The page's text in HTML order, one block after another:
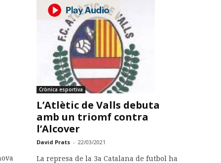
Crònica esportiva
L’Atlètic de Valls debuta
amb un triomf contra
l’Alcover
David Prats - 22/03/2021
La represa de la 3a Catalana de futbol ha